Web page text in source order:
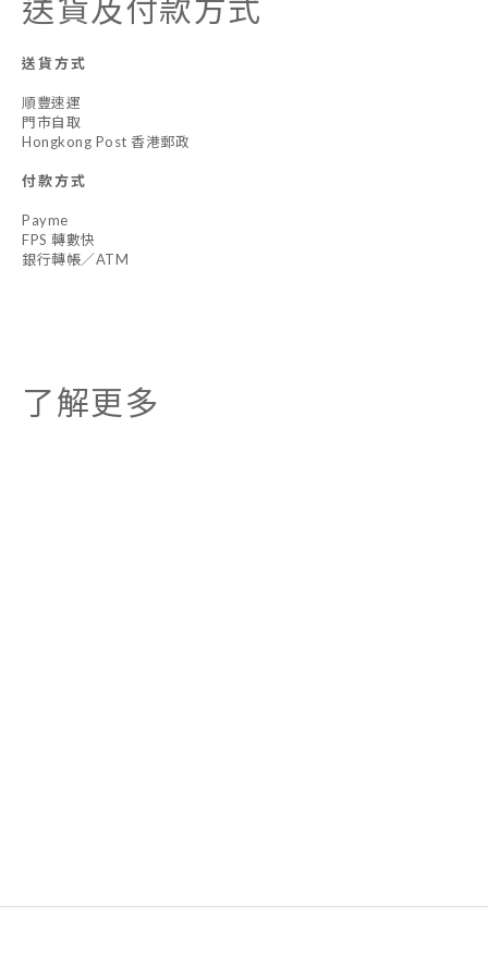
送貨及付款方式
送貨方式
順豐速運
門市自取
Hongkong Post 香港郵政
付款方式
Payme
FPS 轉數快
銀行轉帳／ATM
了解更多